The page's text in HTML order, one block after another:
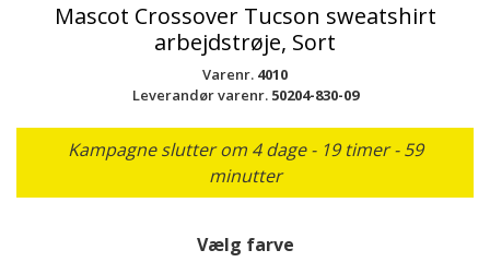
Mascot Crossover Tucson sweatshirt
arbejdstrøje, Sort
Varenr. 4010
Leverandør varenr. 50204-830-09
Kampagne slutter om 4 dage - 19 timer - 59
minutter
Vælg farve